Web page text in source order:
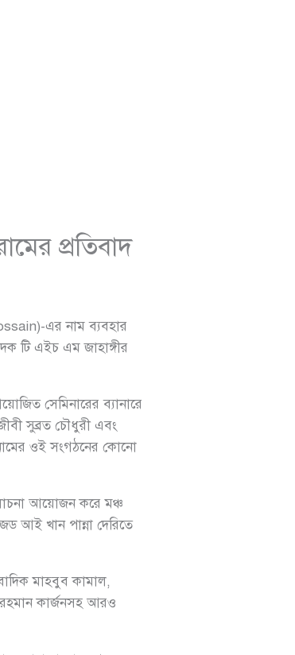
প্রতিবাদ
এর নাম ব্যবহার
টি এইচ এম জাহাঙ্গীর
সেমিনারের ব্যানারে
সুব্রত চৌধুরী এবং
ওই সংগঠনের কোনো
আয়োজন করে মঞ্চ
আই খান পান্না দেরিতে
মাহবুব কামাল,
কার্জনসহ আরও